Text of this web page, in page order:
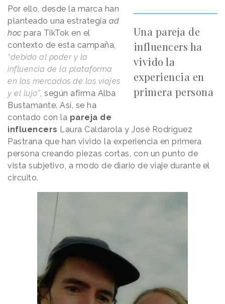
Una pareja de
influencers ha
vivido la
experiencia en
primera persona
Por ello, desde la marca han
planteado una estrategia ad
hoc para TikTok en el
contexto de esta campaña,
“debido al poder y la
influencia de la plataforma
en los mercados de los viajes
y el lujo”, según afirma Alba
Bustamante. Así, se ha
contado con la pareja de
influencers Laura Caldarola y José Rodríguez
Pastrana que han vivido la experiencia en primera
persona creando piezas cortas, con un punto de
vista subjetivo, a modo de diario de viaje durante el
circuito.